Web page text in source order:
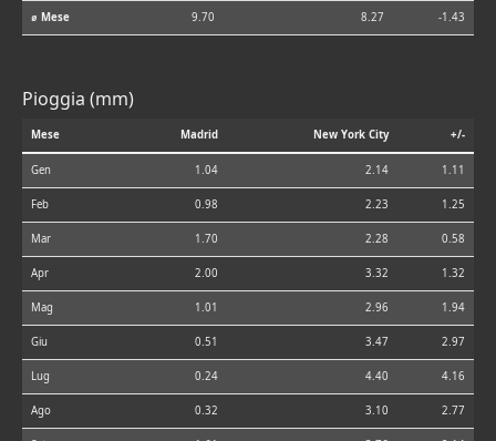
⌀ Mese 9.70 8.27 -1.43
Pioggia (mm)
Mese Madrid New York City +/-
Gen 1.04 2.14 1.11
Feb 0.98 2.23 1.25
Mar 1.70 2.28 0.58
Apr 2.00 3.32 1.32
Mag 1.01 2.96 1.94
Giu 0.51 3.47 2.97
Lug 0.24 4.40 4.16
Ago 0.32 3.10 2.77